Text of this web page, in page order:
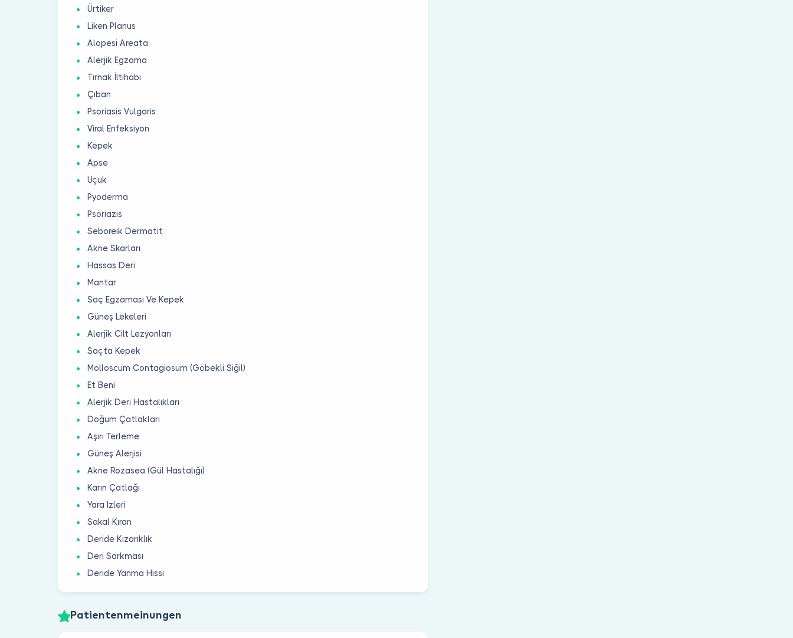
Ürtiker
Liken Planus
Alopesi Areata
Alerjik Egzama
Tırnak İltihabı
Çıban
Psoriasis Vulgaris
Viral Enfeksiyon
Kepek
Apse
Uçuk
Pyoderma
Psöriazis
Seboreik Dermatit
Akne Skarları
Hassas Deri
Mantar
Saç Egzaması Ve Kepek
Güneş Lekeleri
Alerjik Cilt Lezyonları
Saçta Kepek
Molloscum Contagiosum (Göbekli Siğil)
Et Beni
Alerjik Deri Hastalıkları
Doğum Çatlakları
Aşırı Terleme
Güneş Alerjisi
Akne Rozasea (Gül Hastalığı)
Karın Çatlağı
Yara Izleri
Sakal Kıran
Deride Kızarıklık
Deri Sarkması
Deride Yanma Hissi
Patientenmeinungen